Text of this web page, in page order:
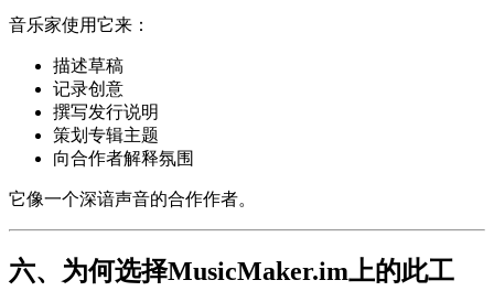
音乐家使用它来：
描述草稿
记录创意
撰写发行说明
策划专辑主题
向合作者解释氛围
它像一个深谙声音的合作作者。
六、为何选择MusicMaker.im上的此工